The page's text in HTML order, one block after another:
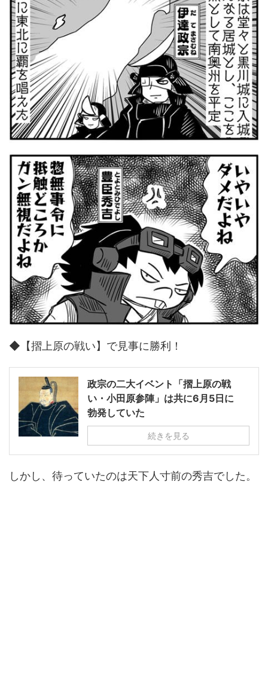
◆【摺上原の戦い】で見事に勝利！
政宗の二大イベント「摺上原の戦
い・小田原参陣」は共に6月5日に
勃発していた
続きを見る
しかし、待っていたのは天下人寸前の秀吉でした。